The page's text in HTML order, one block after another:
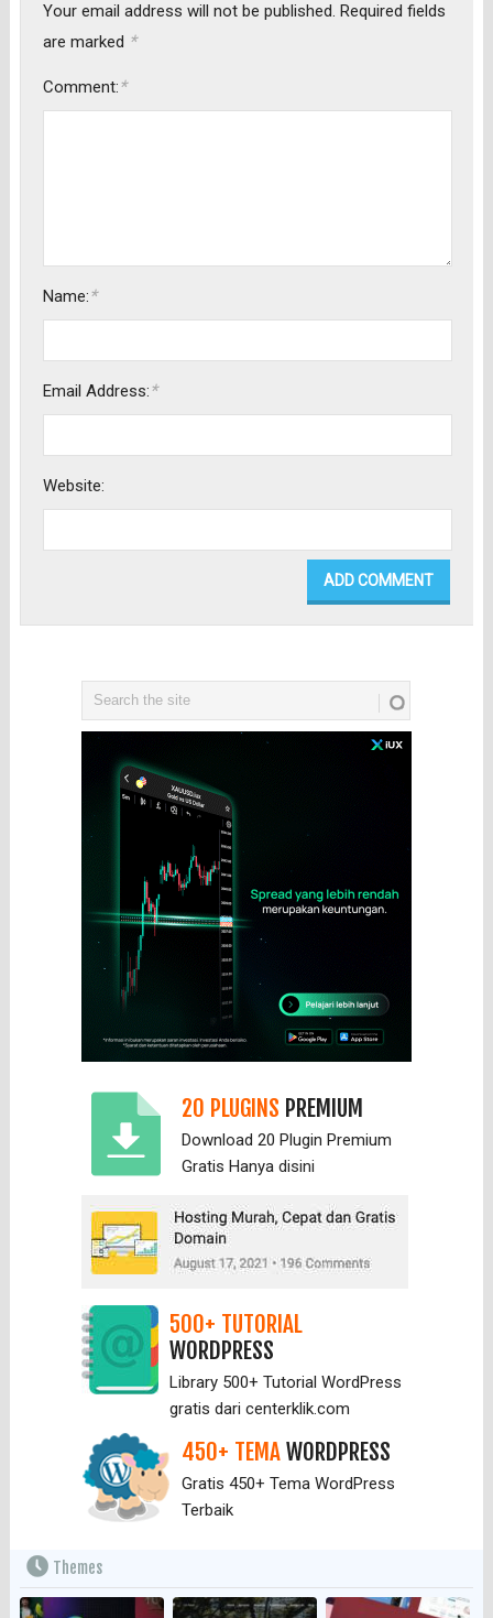
Your email address will not be published. Required fields
are marked *
Comment:*
Name:*
Email Address:*
Website:
20 PLUGINS PREMIUM
Download 20 Plugin Premium
Gratis Hanya disini
500+ TUTORIAL
WORDPRESS
Library 500+ Tutorial WordPress
gratis dari centerklik.com
450+ TEMAWORDPRESS
Gratis 450+ Tema WordPress
Terbaik
Themes